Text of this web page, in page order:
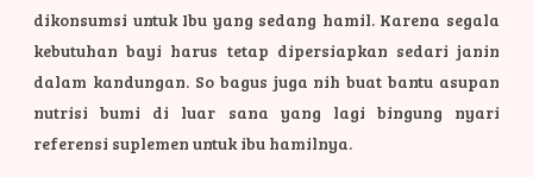
dikonsumsi untuk Ibu yang sedang hamil. Karena segala
kebutuhan bayi harus tetap dipersiapkan sedari janin
dalam kandungan. So bagus juga nih buat bantu asupan
nutrisi bumi di luar sana yang lagi bingung nyari
referensi suplemen untuk ibu hamilnya.